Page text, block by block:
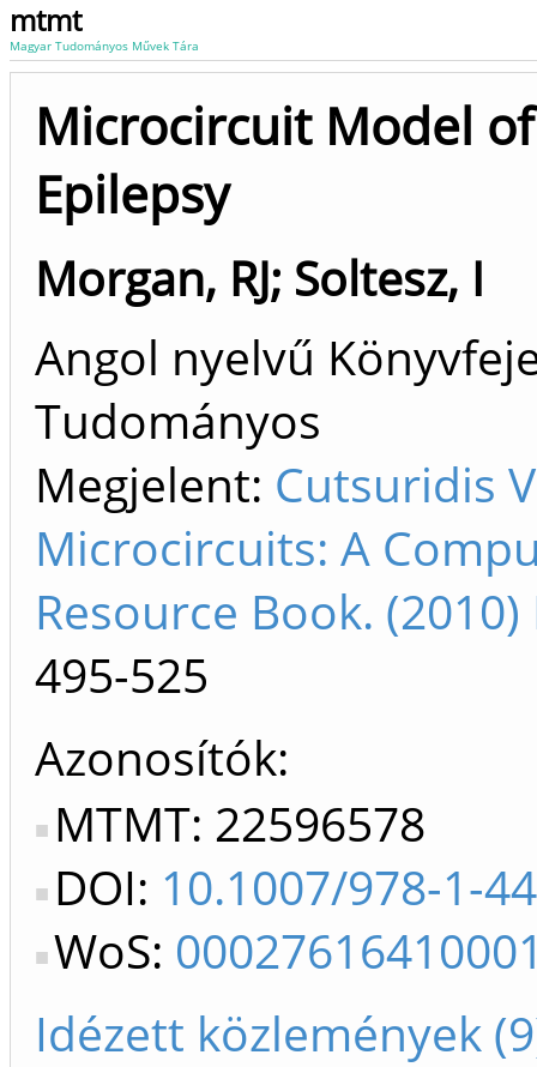
mtmt
Magyar Tudományos Művek Tára
Microcircuit Model
Epilepsy
Morgan, RJ; Soltesz, I
Angol nyelvű
Tudományos
Megjelent: Cutsuridis
Microcircuits: A
Resource Book.
495-525
Azonosítók
MTMT: 22596578
DOI: 10.1007/978-1-
WoS:
Idézett közlemények